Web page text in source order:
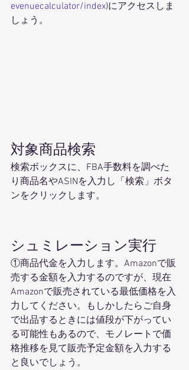
evenuecalculator/index)にアクセスしま
しょう。
対象商品検索
検索ボックスに、FBA手数料を調べた
り商品名やASINを入力し「検索」ボタ
ンをクリックします。
シュミレーション実行
①商品代金を入力します。Amazonで販
売する金額を入力するのですが、現在
Amazonで販売されている最低価格を入
力してください。もしかしたらご自身
で出品するときには値段が下がってい
る可能性もあるので、モノレートで価
格推移を見て販売予定金額を入力する
と良いでしょう。